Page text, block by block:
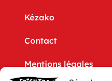
Kézako
Contact
Mentions légales